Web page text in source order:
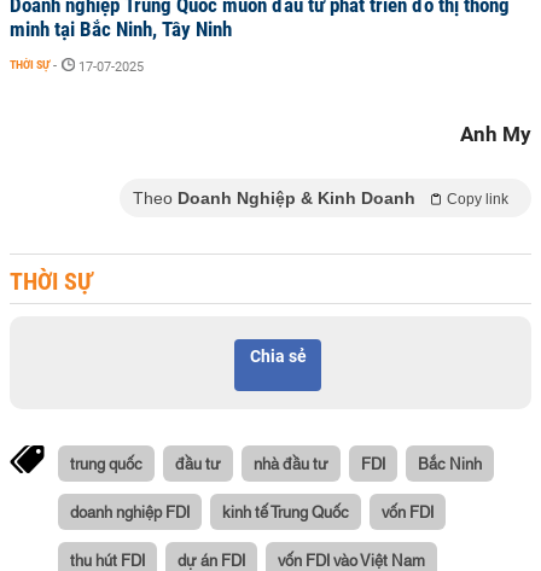
Doanh nghiệp Trung Quốc muốn đầu tư phát triển đô thị thông
minh tại Bắc Ninh, Tây Ninh
THỜI SỰ - 17-07-2025
Anh My
Theo Doanh Nghiệp & Kinh Doanh Copy link
THỜI SỰ
Chia sẻ
trung quốc đầu tư nhà đầu tư FDI Bắc Ninh
doanh nghiệp FDI kinh tế Trung Quốc vốn FDI
thu hút FDI dự án FDI vốn FDI vào Việt Nam